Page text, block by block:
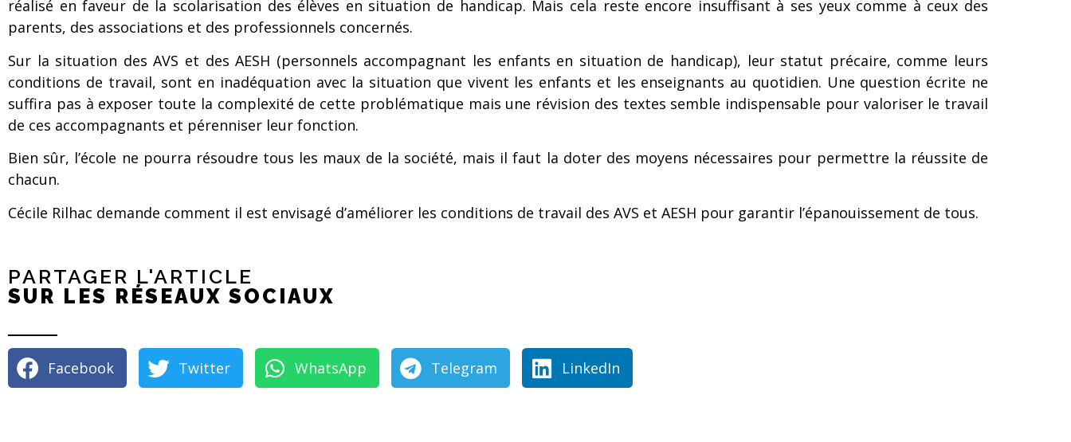
réalisé en faveur de la scolarisation des élèves en situation de handicap. Mais cela reste encore insuffisant à ses yeux comme à ceux des
parents, des associations et des professionnels concernés.
Sur la situation des AVS et des AESH (personnels accompagnant les enfants en situation de handicap), leur statut précaire, comme leurs
conditions de travail, sont en inadéquation avec la situation que vivent les enfants et les enseignants au quotidien. Une question écrite ne
suffira pas à exposer toute la complexité de cette problématique mais une révision des textes semble indispensable pour valoriser le travail
de ces accompagnants et pérenniser leur fonction.
Bien sûr, l’école ne pourra résoudre tous les maux de la société, mais il faut la doter des moyens nécessaires pour permettre la réussite de
chacun.
Cécile Rilhac demande comment il est envisagé d’améliorer les conditions de travail des AVS et AESH pour garantir l’épanouissement de tous.
PARTAGER L'ARTICLE
SUR LES RÉSEAUX SOCIAUX
Facebook Twitter WhatsApp Telegram LinkedIn